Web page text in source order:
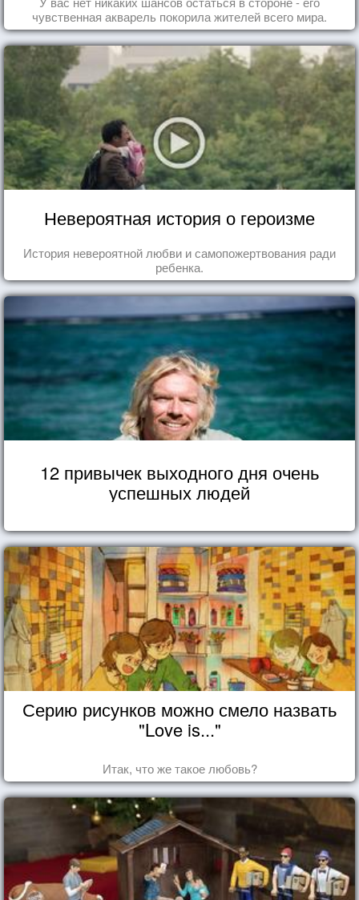
чувственная акварель покорила жителей всего мира.
Невероятная история о героизме
История невероятной любви и самопожертвования ради
ребенка.
12 привычек выходного дня очень
успешных людей
Серию рисунков можно смело назвать
"Love is..."
Итак, что же такое любовь?